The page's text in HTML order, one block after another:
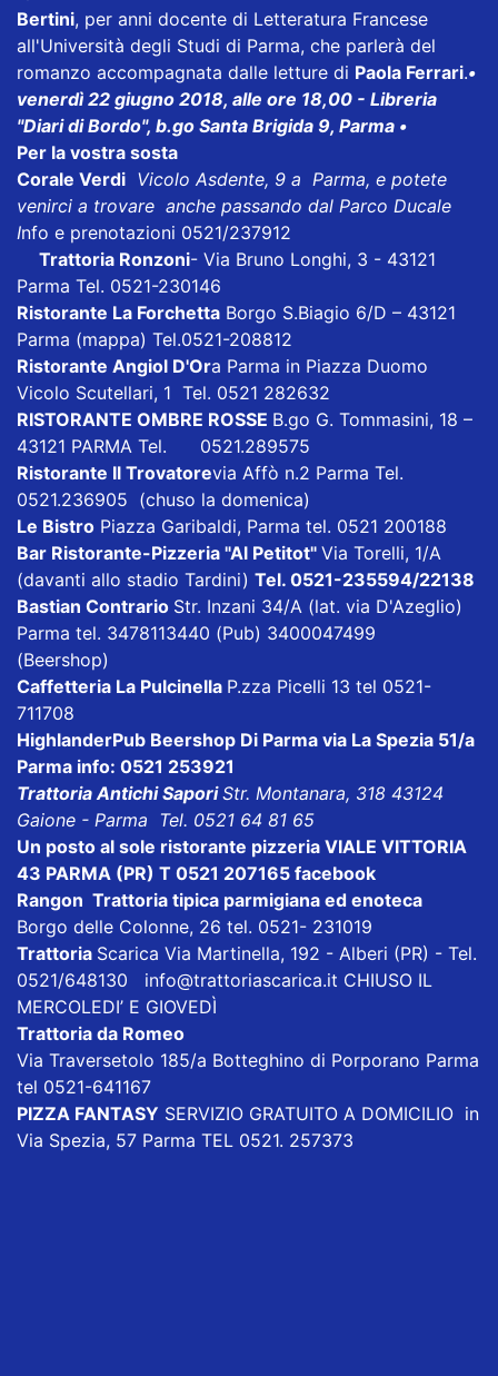
Bertini, per anni docente di Letteratura Francese
all'Università degli Studi di Parma, che parlerà del
romanzo accompagnata dalle letture di Paola Ferrari.•
venerdì 22 giugno 2018, alle ore 18,00 - Libreria
"Diari di Bordo", b.go Santa Brigida 9, Parma •
Per la vostra sosta
Corale Verdi Vicolo Asdente, 9 a Parma, e potete
venirci a trovare anche passando dal Parco Ducale
Info e prenotazioni 0521/237912
Trattoria Ronzoni- Via Bruno Longhi, 3 - 43121
Parma Tel. 0521-230146
Ristorante La Forchetta Borgo S.Biagio 6/D – 43121
Parma (mappa) Tel.0521-208812
Ristorante Angiol D'Ora Parma in Piazza Duomo
Vicolo Scutellari, 1 Tel. 0521 282632
RISTORANTE OMBRE ROSSE B.go G. Tommasini, 18 –
43121 PARMA Tel. 0521.289575
Ristorante Il Trovatorevia Affò n.2 Parma Tel.
0521.236905 (chuso la domenica)
Le Bistro Piazza Garibaldi, Parma tel. 0521 200188
Bar Ristorante-Pizzeria "Al Petitot" Via Torelli, 1/A
(davanti allo stadio Tardini) Tel. 0521-235594/22138
Bastian Contrario Str. Inzani 34/A (lat. via D'Azeglio)
Parma tel. 3478113440 (Pub) 3400047499
(Beershop)
Caffetteria La Pulcinella P.zza Picelli 13 tel 0521-
711708
HighlanderPub Beershop Di Parma via La Spezia 51/a
Parma info: 0521 253921
Trattoria Antichi SaporiStr. Montanara, 318 43124
Gaione - Parma Tel. 0521 64 81 65
Un posto al sole ristorante pizzeria VIALE VITTORIA
43 PARMA (PR) T 0521 207165 facebook
Rangon Trattoria tipica parmigiana ed enoteca
Borgo delle Colonne, 26 tel. 0521- 231019
Trattoria Scarica Via Martinella, 192 - Alberi (PR) - Tel.
0521/648130 info@trattoriascarica.it CHIUSO IL
MERCOLEDI’ E GIOVEDÌ
Trattoria da Romeo
Via Traversetolo 185/a Botteghino di Porporano Parma
tel 0521-641167
PIZZA FANTASY SERVIZIO GRATUITO A DOMICILIO in
Via Spezia, 57 Parma TEL 0521. 257373